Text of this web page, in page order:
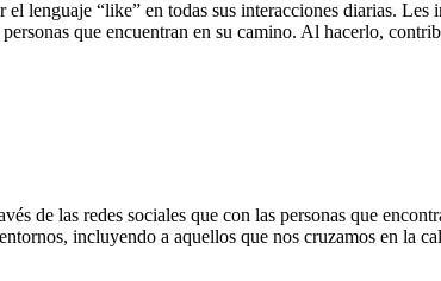
lenguaje “like” en todas sus interacciones diarias. Les
que encuentran en su camino. Al hacerlo,
de las redes sociales que con las personas que
incluyendo a aquellos que nos cruzamos en la